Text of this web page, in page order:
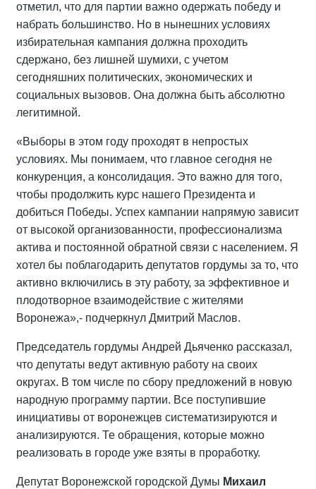
отметил, что для партии важно одержать победу и
набрать большинство. Но в нынешних условиях
избирательная кампания должна проходить
сдержано, без лишней шумихи, с учетом
сегодняшних политических, экономических и
социальных вызовов. Она должна быть абсолютно
легитимной.
«Выборы в этом году проходят в непростых
условиях. Мы понимаем, что главное сегодня не
конкуренция, а консолидация. Это важно для того,
чтобы продолжить курс нашего Президента и
добиться Победы. Успех кампании напрямую зависит
от высокой организованности, профессионализма
актива и постоянной обратной связи с населением. Я
хотел бы поблагодарить депутатов гордумы за то, что
активно включились в эту работу, за эффективное и
плодотворное взаимодействие с жителями
Воронежа»,- подчеркнул Дмитрий Маслов.
Председатель гордумы Андрей Дьяченко рассказал,
что депутаты ведут активную работу на своих
округах. В том числе по сбору предложений в новую
народную программу партии. Все поступившие
инициативы от воронежцев систематизируются и
анализируются. Те обращения, которые можно
реализовать в городе уже взяты в проработку.
Депутат Воронежской городской Думы Михаил